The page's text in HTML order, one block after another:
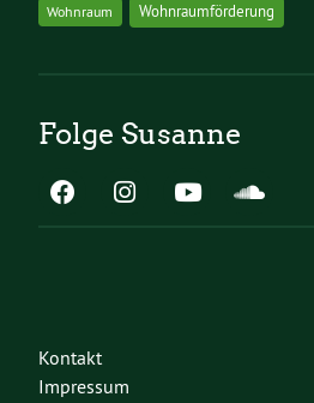
Wohnraum Wohnraumförderung
Folge Susanne
Kontakt
Impressum